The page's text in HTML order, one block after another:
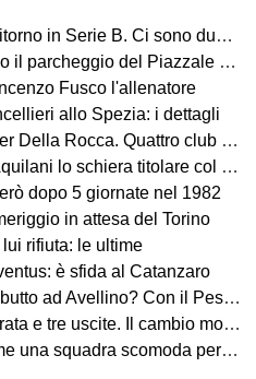
B. Ci sono due club sul francese
I tifosi possono parcheggiare al Campo Genova
Fusco l'allenatore
allo Spezia: i dettagli
Rocca. Quattro club su Manzi
lo schiera titolare col Sassuolo
dopo 5 giornate nel 1982
in attesa del Torino
rifiuta: le ultime
è sfida al Catanzaro
dell'ex? Ho rispetto per la piazza e i compagni, non esulterei"
non dà punti di riferimento". Sull'esterno e il trequartista...
tutti. La concorrenza ben venga. Io mi sento bene"